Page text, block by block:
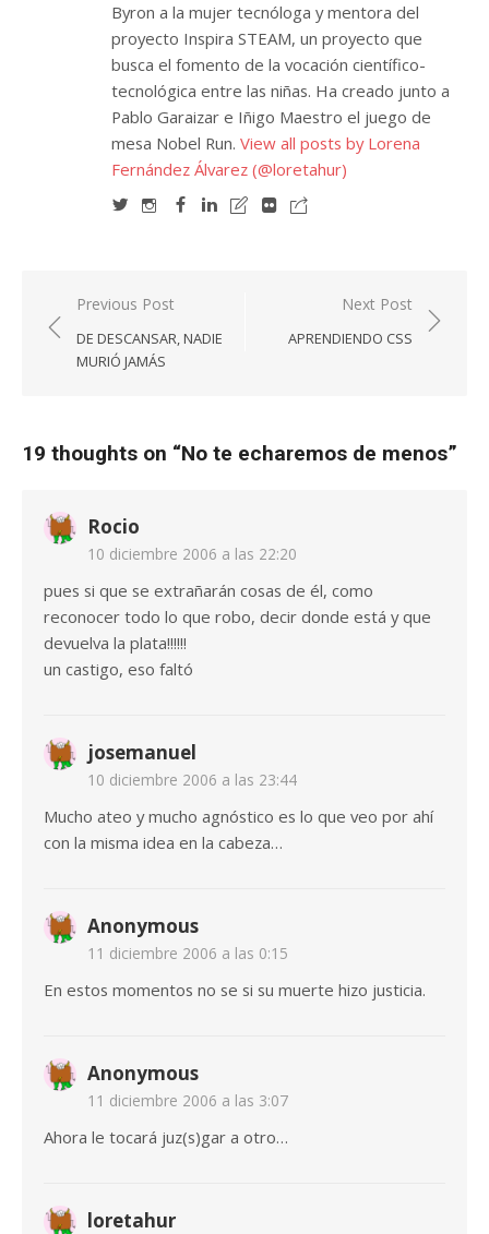
Byron a la mujer tecnóloga y mentora del
proyecto Inspira STEAM, un proyecto que
busca el fomento de la vocación científico-
tecnológica entre las niñas. Ha creado junto a
Pablo Garaizar e Iñigo Maestro el juego de
mesa Nobel Run. View all posts by Lorena
Fernández Álvarez (@loretahur)
Navegación
de
entradas
Previous Post
DE DESCANSAR, NADIE
MURIÓ JAMÁS
Next Post
APRENDIENDO CSS
19 thoughts on “No te echaremos de menos”
Rocio
10 diciembre 2006 a las 22:20
pues si que se extrañarán cosas de él, como
reconocer todo lo que robo, decir donde está y que
devuelva la plata!!!!!!
un castigo, eso faltó
josemanuel
10 diciembre 2006 a las 23:44
Mucho ateo y mucho agnóstico es lo que veo por ahí
con la misma idea en la cabeza…
Anonymous
11 diciembre 2006 a las 0:15
En estos momentos no se si su muerte hizo justicia.
Anonymous
11 diciembre 2006 a las 3:07
Ahora le tocará juz(s)gar a otro…
loretahur